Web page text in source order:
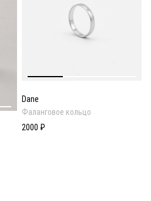
Dane
Фаланговое кольцо
2000 ₽